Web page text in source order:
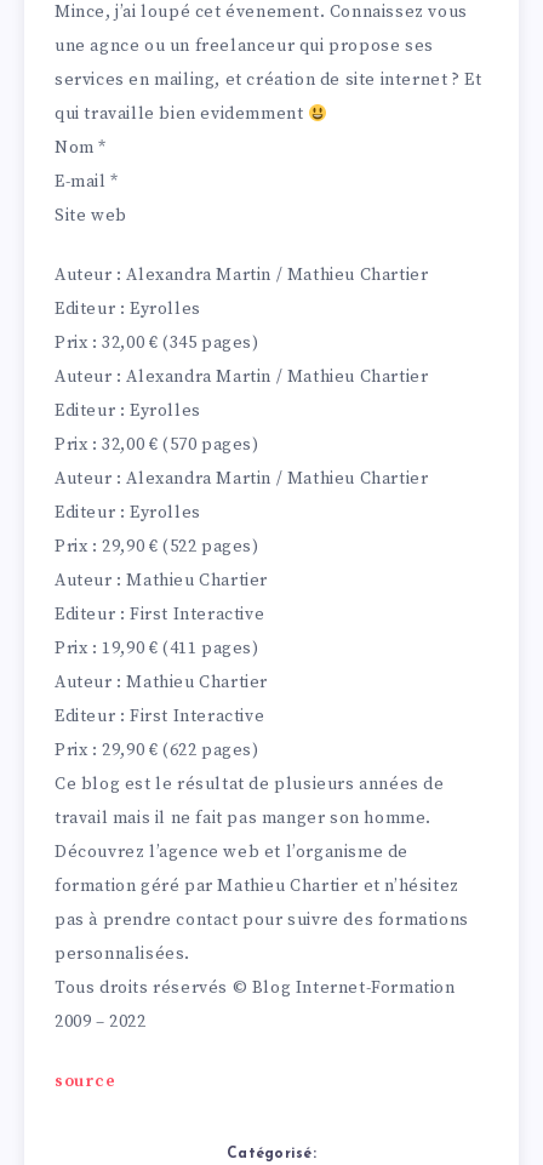
Mince, j’ai loupé cet évenement. Connaissez vous
une agnce ou un freelanceur qui propose ses
services en mailing, et création de site internet ? Et
qui travaille bien evidemment
Nom*
E-mail*
Site web
Auteur : Alexandra Martin / Mathieu Chartier
Editeur : Eyrolles
Prix : 32,00 € (345 pages)
Auteur : Alexandra Martin / Mathieu Chartier
Editeur : Eyrolles
Prix : 32,00 € (570 pages)
Auteur : Alexandra Martin / Mathieu Chartier
Editeur : Eyrolles
Prix : 29,90 € (522 pages)
Auteur : Mathieu Chartier
Editeur : First Interactive
Prix : 19,90 € (411 pages)
Auteur : Mathieu Chartier
Editeur : First Interactive
Prix : 29,90 € (622 pages)
Ce blog est le résultat de plusieurs années de
travail mais il ne fait pas manger son homme.
Découvrez l’agence web et l’organisme de
formation géré par Mathieu Chartier et n’hésitez
pas à prendre contact pour suivre des formations
personnalisées.
Tous droits réservés © Blog Internet-Formation
2009 – 2022
source
Catégorisé: